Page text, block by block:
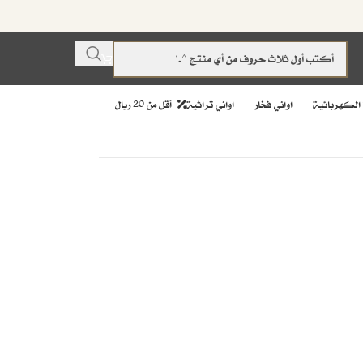
الكهربائية اواني فخار اواني تراثية أقل من 20 ريال